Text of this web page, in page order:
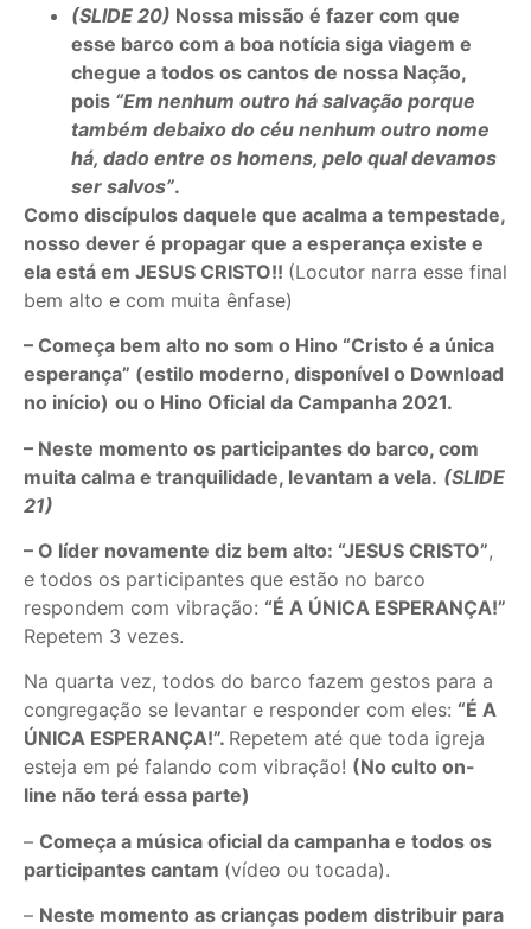
(SLIDE 20) Nossa missão é fazer com que
esse barco com a boa notícia siga viagem e
chegue a todos os cantos de nossa Nação,
pois “Em nenhum outro há salvação porque
também debaixo do céu nenhum outro nome
há, dado entre os homens, pelo qual devamos
ser salvos”.
Como discípulos daquele que acalma a tempestade,
nosso dever é propagar que a esperança existe e
ela está em JESUS CRISTO!! (Locutor narra esse final
bem alto e com muita ênfase)
– Começa bem alto no som o Hino “Cristo é a única
esperança” (estilo moderno, disponível o Download
no início) ou o Hino Oficial da Campanha 2021.
– Neste momento os participantes do barco, com
muita calma e tranquilidade, levantam a vela. (SLIDE
21)
– O líder novamente diz bem alto: “JESUS CRISTO”,
e todos os participantes que estão no barco
respondem com vibração: “É A ÚNICA ESPERANÇA!”
Repetem 3 vezes.
Na quarta vez, todos do barco fazem gestos para a
congregação se levantar e responder com eles: “É A
ÚNICA ESPERANÇA!”. Repetem até que toda igreja
esteja em pé falando com vibração! (No culto on-
line não terá essa parte)
– Começa a música oficial da campanha e todos os
participantes cantam (vídeo ou tocada).
– Neste momento as crianças podem distribuir para